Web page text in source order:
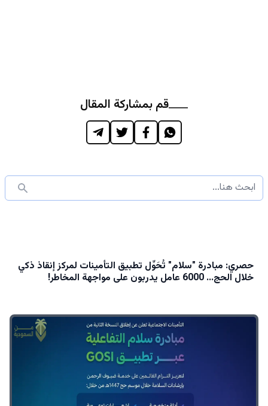
قم بمشاركة المقال
حصري: مبادرة "سلام" تُحَوِّل تطبيق التأمينات لمركز إنقاذ ذكي
خلال الحج... 6000 عامل يدربون على مواجهة المخاطر!